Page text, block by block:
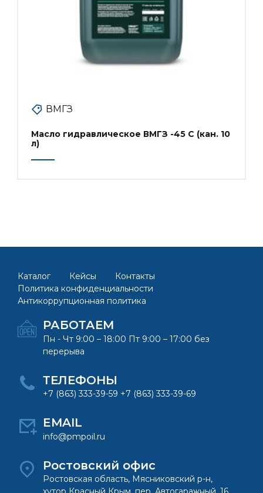
ВМГЗ
Масло гидравлическое ВМГЗ -45 С (кан. 10
л)
Каталог Кейсы
Контакты
Политика конфиденциальности
Антикоррупционная политика
РАБОТАЕМ
Пн - Чт 9:00 – 18:00 Пт 9:00 – 17:00 без
перерыва
ТЕЛЕФОНЫ
+7 (863) 333-39-59 +7 (863) 333-39-69
EMAIL
info@pmpoil.ru
Ростовский офис
Ростовская область, Мясниковский р-н,